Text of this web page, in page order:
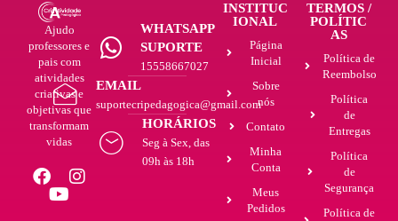
Ajudo
professores e
pais com
atividades
criativas e
objetivas que
transformam
vidas
WHATSAPP
SUPORTE
15558667027
EMAIL
suportecripedagogica@gmail.com
HORÁRIOS
Seg à Sex, das
09h às 18h
INSTITUC
IONAL
Página
Inicial
Sobre
nós
Contato
Minha
Conta
Meus
Pedidos
TERMOS /
POLÍTIC
AS
Política de
Reembolso
Política
de
Entregas
Política
de
Segurança
Política de